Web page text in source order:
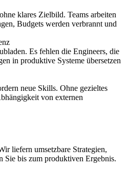
klares Zielbild. Teams arbeiten
Budgets werden verbrannt und
Es fehlen die Engineers, die
in produktive Systeme übersetzen
neue Skills. Ohne gezieltes
von externen
liefern umsetzbare Strategien,
Sie bis zum produktiven Ergebnis.